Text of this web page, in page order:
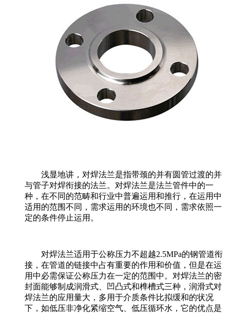
浅显地讲，对焊法兰是指带颈的并有圆管过渡的并
与管子对焊衔接的法兰。对焊法兰是法兰管件中的一
种，在不同的范畴和行业中普遍运用和推行，在运用中
适用的范围不同，需求运用的环境也不同，需求依照一
定的条件停止运用。
对焊法兰适用于公称压力不超越2.5MPa的钢管道衔
接，在管道的链接中占有重要的作用和价值，但是在运
用中必需保证公称压力在一定的范围中。对焊法兰的密
封面能够制成润滑式、凹凸式和榫槽式三种，润滑式对
焊法兰的应用量大，多用于介质条件比拟缓和的状况
下，如低压非净化紧缩空气、低压循环水，它的优点是